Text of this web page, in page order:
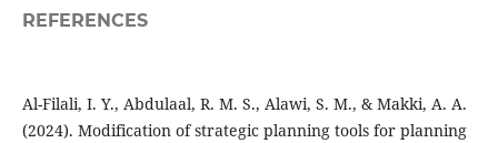
REFERENCES
Al-Filali, I. Y., Abdulaal, R. M. S., Alawi, S. M., & Makki, A. A.
(2024). Modification of strategic planning tools for planning